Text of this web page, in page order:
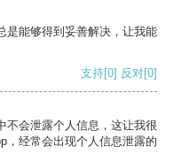
是能够得到妥善解决，让我能
支持[0] 反对[0]
不会泄露个人信息，这让我很
，经常会出现个人信息泄露的